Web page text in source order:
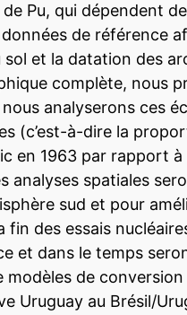
Pu, qui dépendent
de référence
et la datation des
complète,
analyserons ces
(c’est-à-dire la
en 1963 par rapport
analyses spatiales
sud et pour
des essais
et dans le temps
de
Uruguay au Brésil/